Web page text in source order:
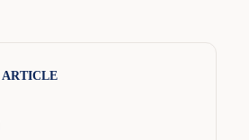
ARTICLE